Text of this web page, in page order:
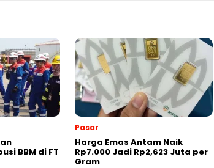
BBM di FT
Pasar
Harga Emas Antam Naik
Rp7.000 Jadi Rp2,623 Juta per
Gram